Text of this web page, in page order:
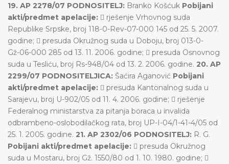
19. AP 2278/07 PODNOSITELJ: Branko Košćuk Pobijani
akti/predmet apelacije:  rješenje Vrhovnog suda
Republike Srpske, broj 118-0-Rev-07-000 145 od 25. 5. 2007.
godine;  presuda Okružnog suda u Doboju, broj 013-0-
Gž-06-000 285 od 13. 11. 2006. godine;  presuda Osnovnog
suda u Tesliću, broj Rs-948/04 od 13. 2. 2006. godine. 20. AP
2299/07 PODNOSITELJICA: Šaćira Aganović Pobijani
akti/predmet apelacije:  presuda Kantonalnog suda u
Sarajevu, broj U-902/05 od 11. 4. 2006. godine;  rješenje
Federalnog ministarstva za pitanja boraca u invalida
odbrambeno-oslobodilačkog rata, broj UP-I-04/1-41-4/05 od
25. 1. 2005. godine. 21. AP 2302/06 PODNOSITELJ: R. G.
Pobijani akti/predmet apelacije:  presuda Okružnog
suda u Mostaru, broj Gž. 1550/80 od 1. 10. 1980. godine; 